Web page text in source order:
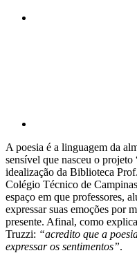
A poesia é a linguagem da
sensível que nasceu o
idealização da Biblioteca
Colégio Técnico de
espaço em que professores,
expressar suas emoções por
presente. Afinal, como
Truzzi: “acredito que a
expressar os sentimentos”.